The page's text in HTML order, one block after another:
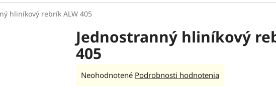
hliníkový rebrík ALW 405
Jednostranný hliníkový
405
Priemerné
Neohodnotené Podrobnosti hodnotenia